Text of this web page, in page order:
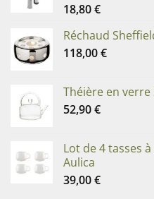
18,80€
Réchaud
118,00€
Théière en verre
52,90€
Lot de 4 tasses
Aulica
39,00€